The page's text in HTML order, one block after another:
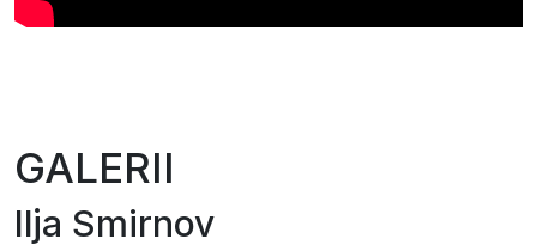
GALERII
Ilja Smirnov